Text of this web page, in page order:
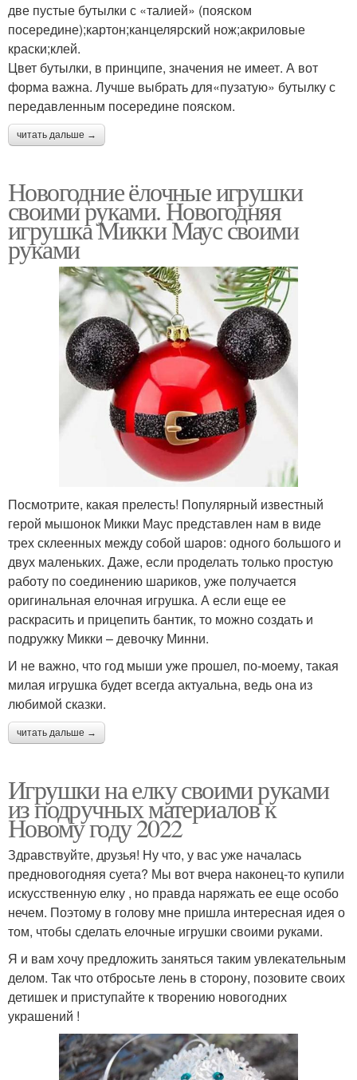
две пустые бутылки с «талией» (пояском
посередине);картон;канцелярский нож;акриловые
краски;клей.
Цвет бутылки, в принципе, значения не имеет. А вот
форма важна. Лучше выбрать для«пузатую» бутылку с
передавленным посередине пояском.
читать дальше →
Новогодние ёлочные игрушки
своими руками. Новогодняя
игрушка Микки Маус своими
руками
Посмотрите, какая прелесть! Популярный известный
герой мышонок Микки Маус представлен нам в виде
трех склеенных между собой шаров: одного большого и
двух маленьких. Даже, если проделать только простую
работу по соединению шариков, уже получается
оригинальная елочная игрушка. А если еще ее
раскрасить и прицепить бантик, то можно создать и
подружку Микки – девочку Минни.
И не важно, что год мыши уже прошел, по-моему, такая
милая игрушка будет всегда актуальна, ведь она из
любимой сказки.
читать дальше →
Игрушки на елку своими руками
из подручных материалов к
Новому году 2022
Здравствуйте, друзья! Ну что, у вас уже началась
предновогодняя суета? Мы вот вчера наконец-то купили
искусственную елку , но правда наряжать ее еще особо
нечем. Поэтому в голову мне пришла интересная идея о
том, чтобы сделать елочные игрушки своими руками.
Я и вам хочу предложить заняться таким увлекательным
делом. Так что отбросьте лень в сторону, позовите своих
детишек и приступайте к творению новогодних
украшений !